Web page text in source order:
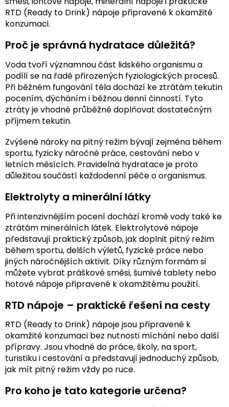
RTD (Ready to Drink) nápoje připravené k okamžité
konzumaci.
Proč je správná hydratace důležitá?
Voda tvoří významnou část lidského organismu a
podílí se na řadě přirozených fyziologických procesů.
Při běžném fungování těla dochází ke ztrátám tekutin
pocením, dýcháním i běžnou denní činností. Tyto
ztráty je vhodné průběžně doplňovat dostatečným
příjmem tekutin.
Zvýšené nároky na pitný režim bývají zejména během
sportu, fyzicky náročné práce, cestování nebo v
letních měsících. Pravidelná hydratace je proto
důležitou součástí každodenní péče o organismus.
Elektrolyty a minerální látky
Při intenzivnějším pocení dochází kromě vody také ke
ztrátám minerálních látek. Elektrolytové nápoje
představují praktický způsob, jak doplnit pitný režim
během sportu, delších výletů, fyzické práce nebo
jiných náročnějších aktivit. Díky různým formám si
můžete vybrat práškové směsi, šumivé tablety nebo
hotové nápoje připravené k okamžitému použití.
RTD nápoje – praktické řešení na cesty
RTD (Ready to Drink) nápoje jsou připravené k
okamžité konzumaci bez nutnosti míchání nebo další
přípravy. Jsou vhodné do práce, školy, na sport,
turistiku i cestování a představují jednoduchý způsob,
jak mít pitný režim vždy po ruce.
Pro koho je tato kategorie určena?